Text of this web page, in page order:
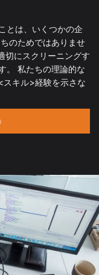
とは、いくつかの企
のためではありませ
切にスクリーニングす
。 私たちの理論的な
スキル>経験を示さな